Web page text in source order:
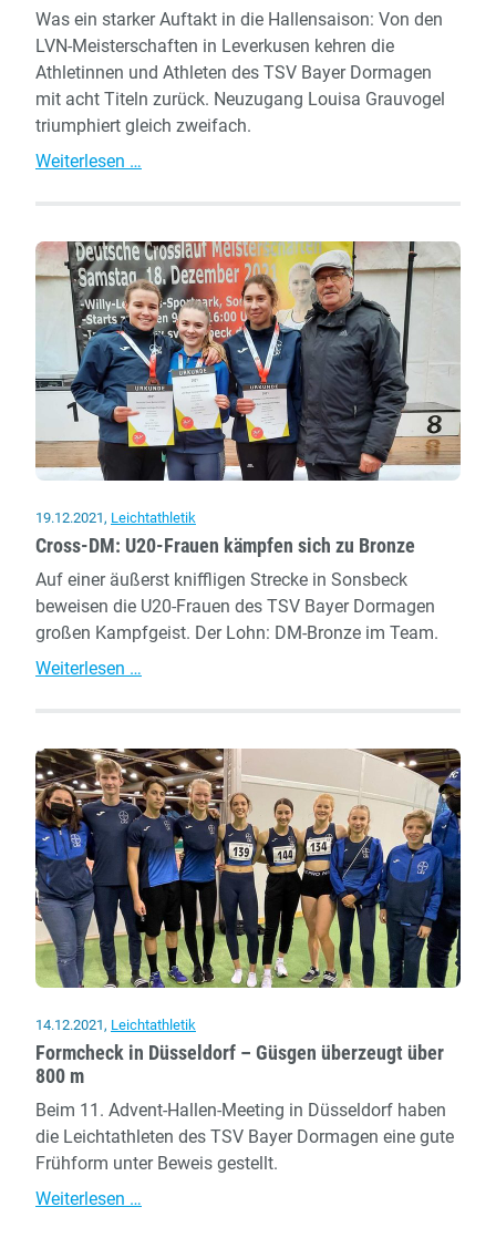
Was ein starker Auftakt in die Hallensaison: Von den
LVN-Meisterschaften in Leverkusen kehren die
Athletinnen und Athleten des TSV Bayer Dormagen
mit acht Titeln zurück. Neuzugang Louisa Grauvogel
triumphiert gleich zweifach.
Weiterlesen …
für
TSV-
Athleten
19.12.2021 , Leichtathletik
Cross-DM: U20-Frauen kämpfen sich zu Bronze
Auf einer äußerst kniffligen Strecke in Sonsbeck
beweisen die U20-Frauen des TSV Bayer Dormagen
großen Kampfgeist. Der Lohn: DM-Bronze im Team.
Weiterlesen …
Frauen
kämpfen
sich
zu
Bronze
14.12.2021 , Leichtathletik
Formcheck in Düsseldorf – Güsgen überzeugt über
800 m
Beim 11. Advent-Hallen-Meeting in Düsseldorf haben
die Leichtathleten des TSV Bayer Dormagen eine gute
Frühform unter Beweis gestellt.
Weiterlesen …